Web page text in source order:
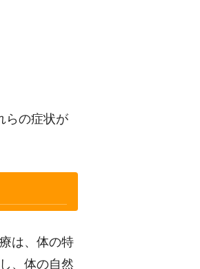
らの症状が
は、体の特
、体の自然